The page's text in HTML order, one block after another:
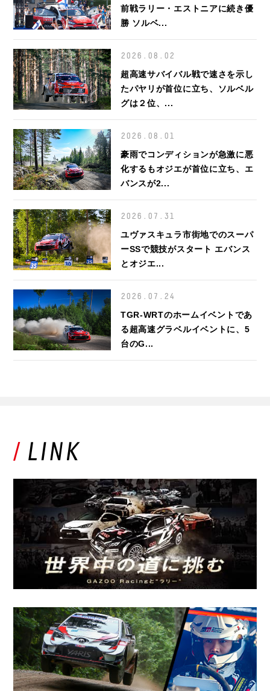
前戦ラリー・エストニアに続き優
勝 ソルベ...
2026.08.02
超高速サバイバル戦で速さを示し
たパヤリが首位に立ち、ソルベル
グは２位、...
2026.08.01
豪雨でコンディションが急激に悪
化するもオジエが首位に立ち、エ
バンスが2...
2026.07.31
ユヴァスキュラ市街地でのスーパ
ーSSで競技がスタート エバンス
とオジエ...
2026.07.24
TGR-WRTのホームイベントであ
る超高速グラベルイベントに、5
台のG...